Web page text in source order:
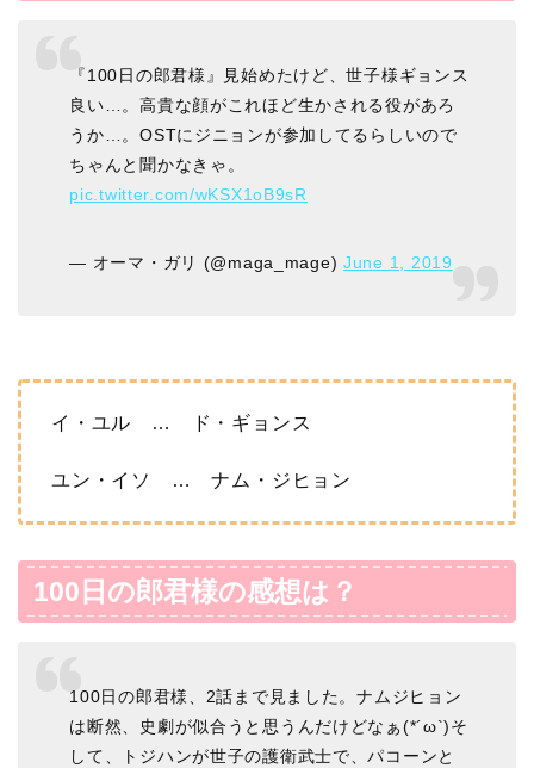
『100日の郎君様』見始めたけど、世子様ギョンス
良い…。高貴な顔がこれほど生かされる役があろ
うか…。OSTにジニョンが参加してるらしいので
ちゃんと聞かなきゃ。
pic.twitter.com/wKSX1oB9sR
— オーマ・ガリ (@maga_mage)June 1, 2019
イ・ユル … ド・ギョンス
ユン・イソ … ナム・ジヒョン
100日の郎君様の感想は？
100日の郎君様、2話まで見ました。ナムジヒョン
は断然、史劇が似合うと思うんだけどなぁ(*´ω`)そ
して、トジハンが世子の護衛武士で、パコーンと